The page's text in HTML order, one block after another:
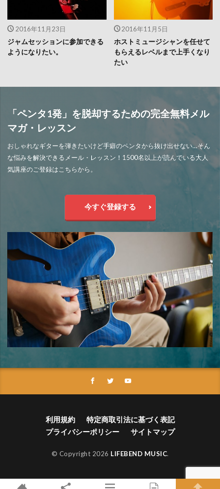
2016年11月23日
ジャムセッションに参加できる
ようになりたい。
2016年11月5日
ホストミュージシャンを任せて
もらえるレベルまで上手くなり
たい
「ペンタ1発」を脱却するための完全無料メル
マガ・レッスン
おしゃれなギターを弾きたいけど手癖のペンタから抜け出せない…そん
な悩みを解決できるメール・レッスン！1500名以上が読んでいる大人
気講座のご登録はこちらから。
今すぐ登録する
利用規約
特定商取引法に基づく表記
プライバシーポリシー
サイトマップ
© Copyright 2026 LIFEBEND MUSIC.